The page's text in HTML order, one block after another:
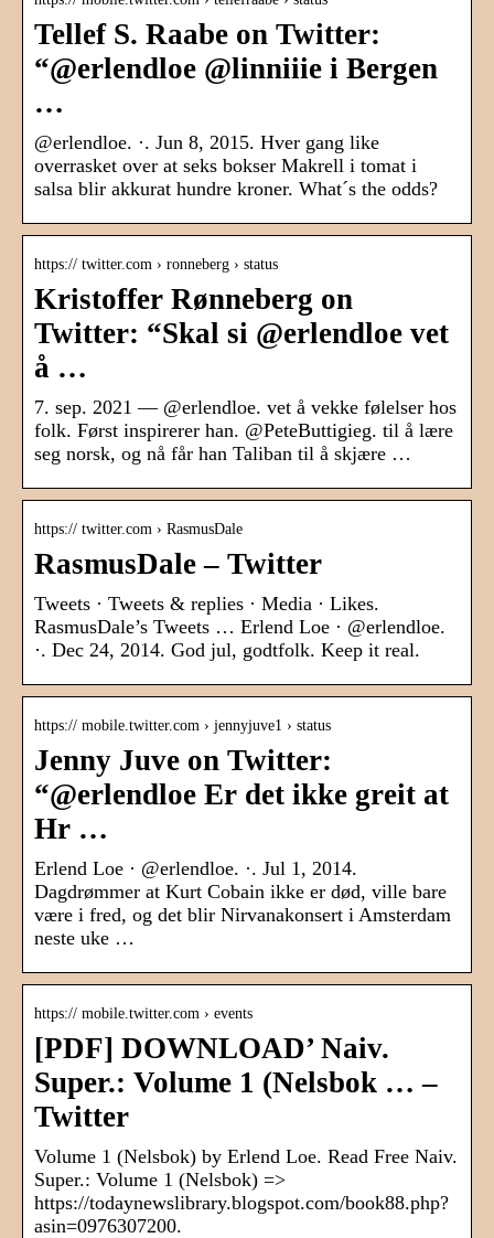
Tellef S. Raabe on Twitter:
“@erlendloe @linniiie i Bergen
…
@erlendloe. ·. Jun 8, 2015. Hver gang like
overrasket over at seks bokser Makrell i tomat i
salsa blir akkurat hundre kroner. What´s the odds?
https:// twitter.com › ronneberg › status
Kristoffer Rønneberg on
Twitter: “Skal si @erlendloe vet
å …
7. sep. 2021 — @erlendloe. vet å vekke følelser hos
folk. Først inspirerer han. @PeteButtigieg. til å lære
seg norsk, og nå får han Taliban til å skjære …
https:// twitter.com › RasmusDale
RasmusDale – Twitter
Tweets · Tweets & replies · Media · Likes.
RasmusDale’s Tweets … Erlend Loe · @erlendloe.
·. Dec 24, 2014. God jul, godtfolk. Keep it real.
https:// mobile.twitter.com › jennyjuve1 › status
Jenny Juve on Twitter:
“@erlendloe Er det ikke greit at
Hr …
Erlend Loe · @erlendloe. ·. Jul 1, 2014.
Dagdrømmer at Kurt Cobain ikke er død, ville bare
være i fred, og det blir Nirvanakonsert i Amsterdam
neste uke …
https:// mobile.twitter.com › events
[PDF] DOWNLOAD’ Naiv.
Super.: Volume 1 (Nelsbok … –
Twitter
Volume 1 (Nelsbok) by Erlend Loe. Read Free Naiv.
Super.: Volume 1 (Nelsbok) =>
https://todaynewslibrary.blogspot.com/book88.php?
asin=0976307200.